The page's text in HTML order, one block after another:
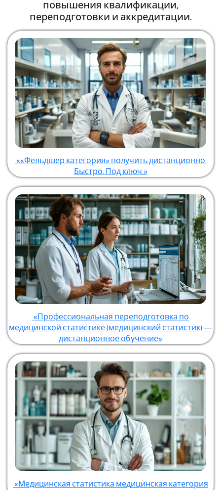
повышения квалификации,
переподготовки и аккредитации.
««Фельдшер категория» получить дистанционно.
Быстро. Под ключ.»
«Профессиональная переподготовка по
медицинской статистике (медицинский статистик) —
дистанционное обучение»
«Медицинская статистика медицинская категория